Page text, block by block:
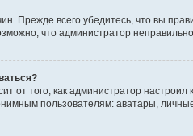
Прежде всего убедитесь, что вы
что администратор
от того, как администратор
пользователям: аватары,